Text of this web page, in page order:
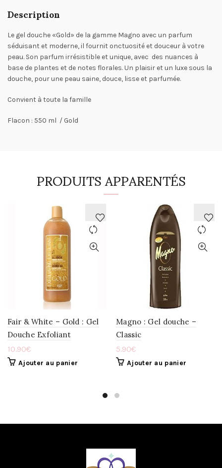
Description
Le gel douche «Gold» de la gamme Magno avec un parfum
séduisant et moderne, il fournit onctuosité et douceur à votre
peau. Son parfum irrésistible et unique, avec des nuances à
base de plantes et de notes florales. Un plaisir et un luxe sous la
douche, pour une peau saine, douce, lisse et parfumée.
Convient à toute la famille
Flacon : 550 ml / Gold
PRODUITS APPARENTÉS
Fair & White – Gold : Gel
Douche Exfoliant
10.90€
Ajouter au panier
Magno : Gel douche –
Classic
5.90€
Ajouter au panier